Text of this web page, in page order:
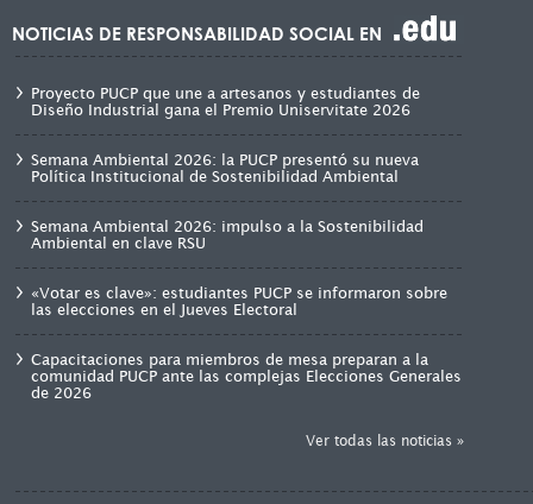
NOTICIAS DE RESPONSABILIDAD SOCIAL EN
Proyecto PUCP que une a artesanos y estudiantes de
Diseño Industrial gana el Premio Uniservitate 2026
Semana Ambiental 2026: la PUCP presentó su nueva
Política Institucional de Sostenibilidad Ambiental
Semana Ambiental 2026: impulso a la Sostenibilidad
Ambiental en clave RSU
«Votar es clave»: estudiantes PUCP se informaron sobre
las elecciones en el Jueves Electoral
Capacitaciones para miembros de mesa preparan a la
comunidad PUCP ante las complejas Elecciones Generales
de 2026
Ver todas las noticias »